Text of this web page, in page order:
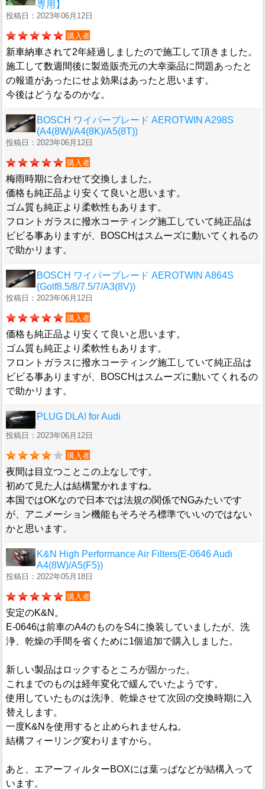
専用】
投稿日：2023年06月12日
購入者
新車納車されて2年経過しましたので施工して頂きました。
施工して数週間後に製造販売元の大幸薬品に問題あったと
の報道があったにせよ効果はあったと思います。
今後はどうなるのかな。
BOSCH ワイパーブレード AEROTWIN A298S
(A4(8W)/A4(8K)/A5(8T))
投稿日：2023年06月12日
購入者
梅雨時期に合わせて交換しました。
価格も純正品より安くて良いと思います。
ゴム質も純正より柔軟性もあります。
フロントガラスに撥水コーティング施工していて純正品は
ビビる事ありますが、BOSCHはスムーズに動いてくれるの
で助かリます。
BOSCH ワイパーブレード AEROTWIN A864S
(Golf8.5/8/7.5/7/A3(8V))
投稿日：2023年06月12日
購入者
価格も純正品より安くて良いと思います。
ゴム質も純正より柔軟性もあります。
フロントガラスに撥水コーティング施工していて純正品は
ビビる事ありますが、BOSCHはスムーズに動いてくれるの
で助かリます。
PLUG DLA! for Audi
投稿日：2023年06月12日
購入者
夜間は目立つことこの上なしです。
初めて見た人は結構驚かれますね。
本国ではOKなので日本では法規の関係でNGみたいです
が、アニメーション機能もそろそろ標準でいいのではない
かと思います。
K&N High Performance Air Filters(E-0646 Audi
A4(8W)/A5(F5))
投稿日：2022年05月18日
購入者
安定のK&N。
E-0646は前車のA4のものをS4に換装していましたが、洗
浄、乾燥の手間を省くために1個追加で購入しました。
新しい製品はロックするところが固かった。
これまでのものは経年変化で緩んでいたようです。
使用していたものは洗浄、乾燥させて次回の交換時期に入
替えします。
一度K&Nを使用すると止められませんね。
結構フィーリング変わりますから。
あと、エアーフィルターBOXには葉っぱなどが結構入って
います。